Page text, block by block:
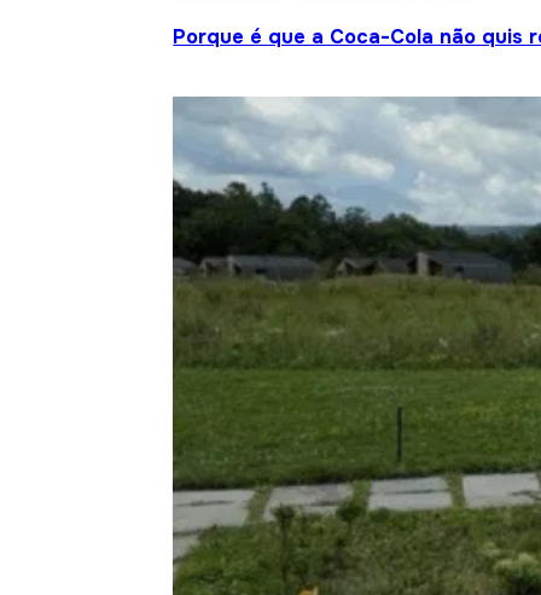
Porque é que a Coca-Cola não quis